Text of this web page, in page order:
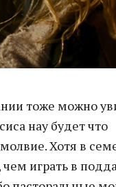
тоже можно
нау будет что
Хотя в
играть в